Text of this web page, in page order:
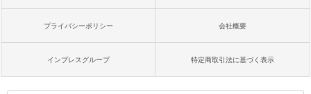
プライバシーポリシー 会社概要
インプレスグループ 特定商取引法に基づく表示